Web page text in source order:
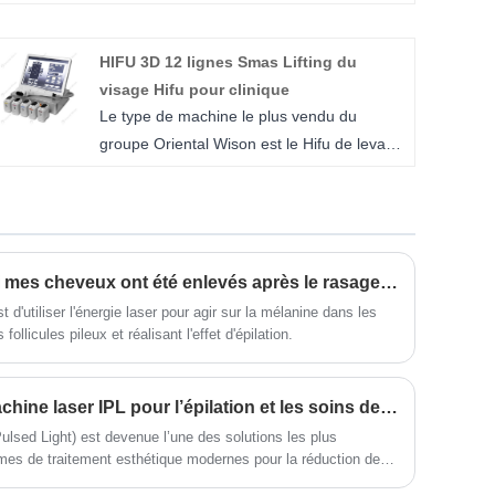
Wison. Conçu avec une innovation et une
précision de pointe, cet appareil puissant
offre une solution complète à une myriade
de problèmes de peau, garantissant des
HIFU 3D 12 lignes Smas Lifting du
visage Hifu pour clinique
Le type de machine le plus vendu du
groupe Oriental Wison est le Hifu de levage
américain, moyen-oriental et chinois. 3D
HIFU 12 lignes Smas Facial Lifting Hifu
pour équipement de beauté clinique, 3D
HIFU utilise des ultrasons focalisés de
haute intensité, la dernière technologie non
problèmes du visage et du corps. Le visage
3D HIFU est le dernier traitement de lifting
Comment puis-je vérifier si mes cheveux ont été enlevés après le rasage du laser? BBT Pro Laser + Analyse de la peau à votre service!
d'utiliser l'énergie laser pour agir sur la mélanine dans les
pileux et réalisant l'effet d'épilation.
Comment fonctionne la machine laser IPL pour l’épilation et les soins de la peau ?
Light) est devenue l’une des solutions les plus
de traitement esthétique modernes pour la réduction des